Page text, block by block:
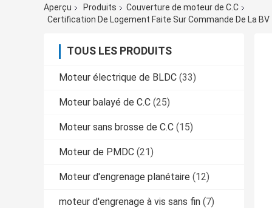
Aperçu
Produits
Couverture de moteur de C.C
Certification De Logement Faite Sur Commande De La
TOUS LES PRODUITS
Moteur électrique de BLDC (33)
Moteur balayé de C.C (25)
Moteur sans brosse de C.C (15)
Moteur de PMDC (21)
Moteur d'engrenage planétaire (12)
moteur d'engrenage à vis sans fin (7)